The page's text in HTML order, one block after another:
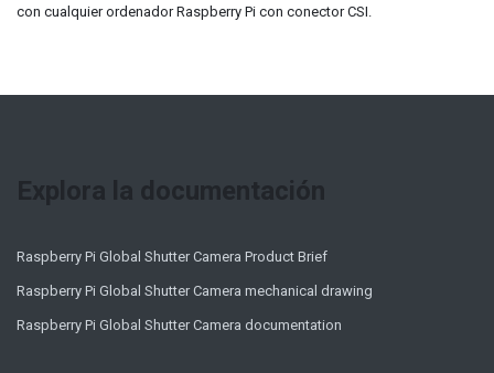
con cualquier ordenador Raspberry Pi con conector CSI.
Explora la documentación
Raspberry Pi Global Shutter Camera Product Brief
Raspberry Pi Global Shutter Camera mechanical drawing
Raspberry Pi Global Shutter Camera documentation